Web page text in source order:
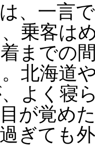
、一言
乗客は
までの
北海道
よく寝
が覚め
ぎても